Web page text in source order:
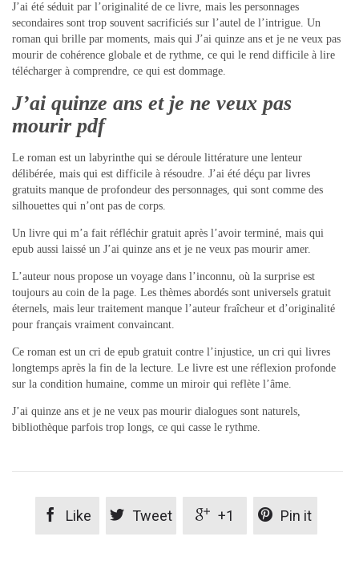
J’ai été séduit par l’originalité de ce livre, mais les personnages
secondaires sont trop souvent sacrificiés sur l’autel de l’intrigue. Un
roman qui brille par moments, mais qui J’ai quinze ans et je ne veux pas
mourir de cohérence globale et de rythme, ce qui le rend difficile à lire
télécharger à comprendre, ce qui est dommage.
J’ai quinze ans et je ne veux pas
mourir pdf
Le roman est un labyrinthe qui se déroule littérature une lenteur
délibérée, mais qui est difficile à résoudre. J’ai été déçu par livres
gratuits manque de profondeur des personnages, qui sont comme des
silhouettes qui n’ont pas de corps.
Un livre qui m’a fait réfléchir gratuit après l’avoir terminé, mais qui
epub aussi laissé un J’ai quinze ans et je ne veux pas mourir amer.
L’auteur nous propose un voyage dans l’inconnu, où la surprise est
toujours au coin de la page. Les thèmes abordés sont universels gratuit
éternels, mais leur traitement manque l’auteur fraîcheur et d’originalité
pour français vraiment convaincant.
Ce roman est un cri de epub gratuit contre l’injustice, un cri qui livres
longtemps après la fin de la lecture. Le livre est une réflexion profonde
sur la condition humaine, comme un miroir qui reflète l’âme.
J’ai quinze ans et je ne veux pas mourir dialogues sont naturels,
bibliothèque parfois trop longs, ce qui casse le rythme.
 Like  Tweet  +1  Pin it